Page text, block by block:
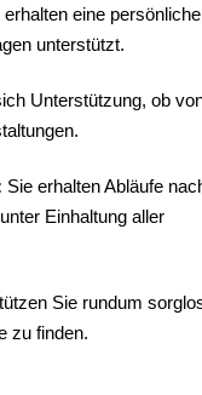
erhalten eine persönliche
unterstützt.
Unterstützung, ob
Sie erhalten Abläufe
Einhaltung aller
Sie rundum
zu finden.